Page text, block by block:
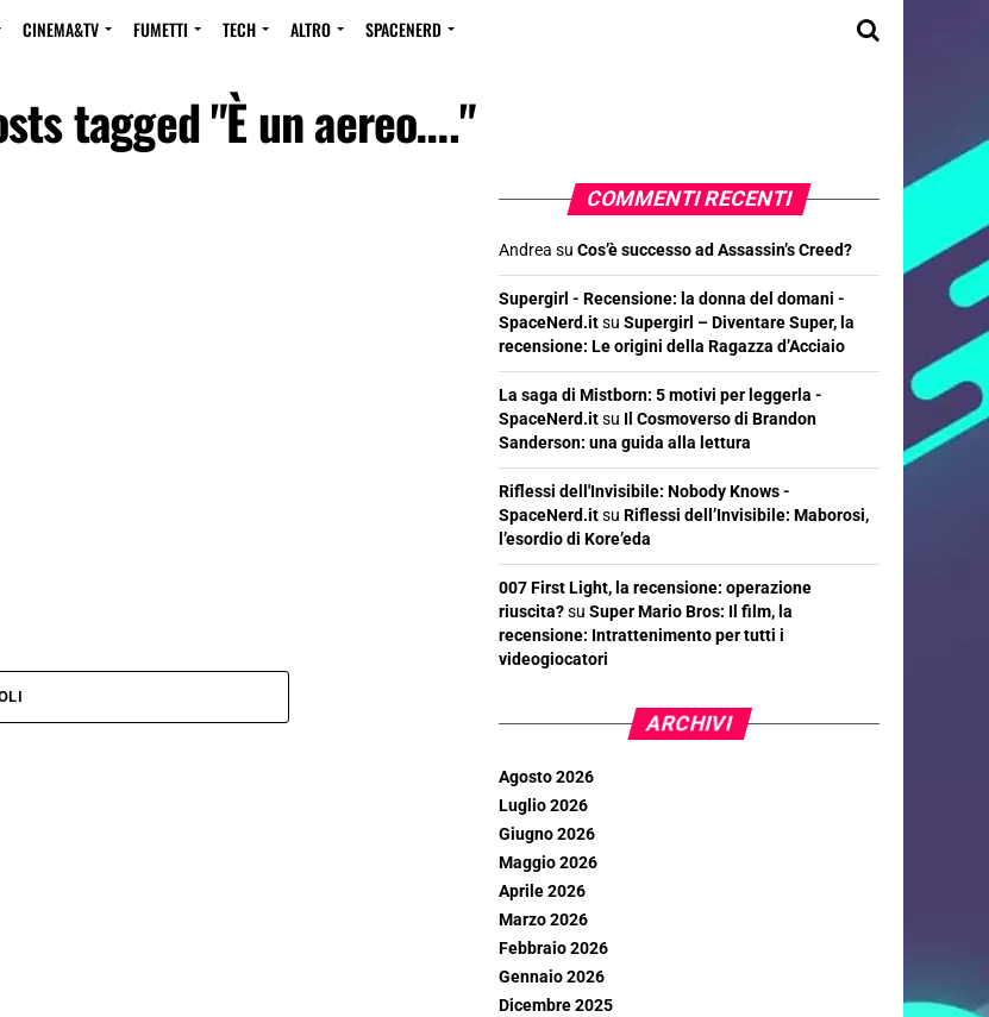
CINEMA&TV FUMETTI TECH ALTRO SPACENERD
tagged "È un aereo…."
COMMENTI RECENTI
Andrea su Cos’è successo ad Assassin’s Creed?
Supergirl - Recensione: la donna del domani -
SpaceNerd.itsu Supergirl – Diventare Super, la
recensione: Le origini della Ragazza d’Acciaio
La saga di Mistborn: 5 motivi per leggerla -
SpaceNerd.itsu Il Cosmoverso di Brandon
Sanderson: una guida alla lettura
Riflessi dell'Invisibile: Nobody Knows -
SpaceNerd.itsu Riflessi dell’Invisibile: Maborosi,
l’esordio di Kore’eda
007 First Light, la recensione: operazione
riuscita?su Super Mario Bros: Il film, la
recensione: Intrattenimento per tutti i
videogiocatori
ARCHIVI
Agosto 2026
Luglio 2026
Giugno 2026
Maggio 2026
Aprile 2026
Marzo 2026
Febbraio 2026
Gennaio 2026
Dicembre 2025